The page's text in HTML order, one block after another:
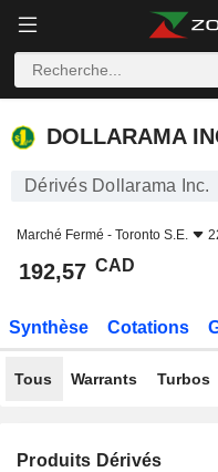
DOLLARAMA INC.
DOLLARAMA
Dérivés Dollarama Inc.
Marché Fermé - Toronto S.E.
192,57 CAD
Synthèse Cotations
Tous Warrants Turbos
Produits Dérivés